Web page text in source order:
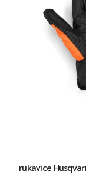
rukavice